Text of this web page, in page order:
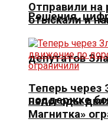
Решения,
депутатов
поддержке
Отправили на
отыскали и
Теперь через
непогоды
Магнитка»